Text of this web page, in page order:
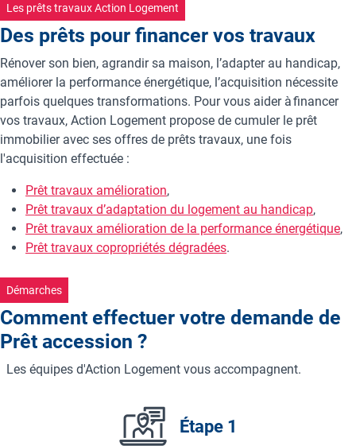
Les prêts travaux Action Logement
Des prêts pour financer vos travaux
Rénover son bien, agrandir sa maison, l’adapter au handicap,
améliorer la performance énergétique, l’acquisition nécessite
parfois quelques transformations. Pour vous aider à financer
vos travaux, Action Logement propose de cumuler le prêt
immobilier avec ses offres de prêts travaux, une fois
l'acquisition effectuée :
Prêt travaux amélioration,
Prêt travaux d’adaptation du logement au handicap,
Prêt travaux amélioration de la performance énergétique,
Prêt travaux copropriétés dégradées.
Démarches
Comment effectuer votre demande de
Prêt accession ?
Les équipes d'Action Logement vous accompagnent.
Étape 1